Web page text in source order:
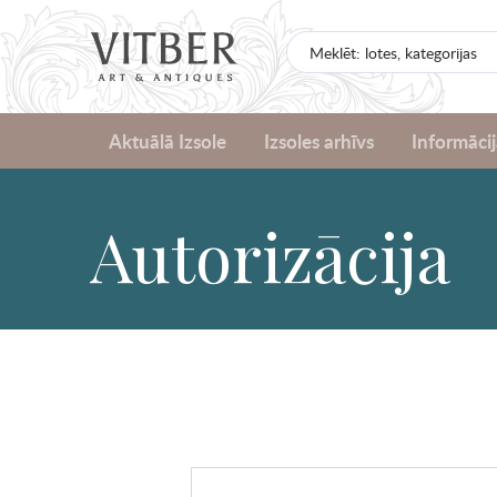
Aktuālā Izsole Izsoles arhīvs
Autorizācija